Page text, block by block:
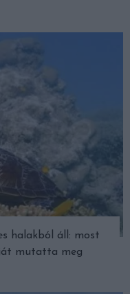
halakból áll: most
mutatta meg